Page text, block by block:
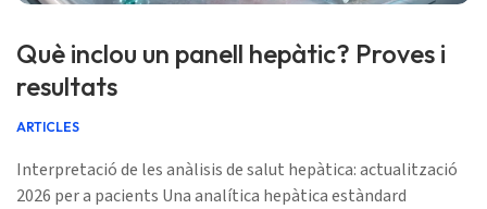
Què inclou un panell hepàtic? Proves i
resultats
ARTICLES
Interpretació de les anàlisis de salut hepàtica: actualització
2026 per a pacients Una analítica hepàtica estàndard